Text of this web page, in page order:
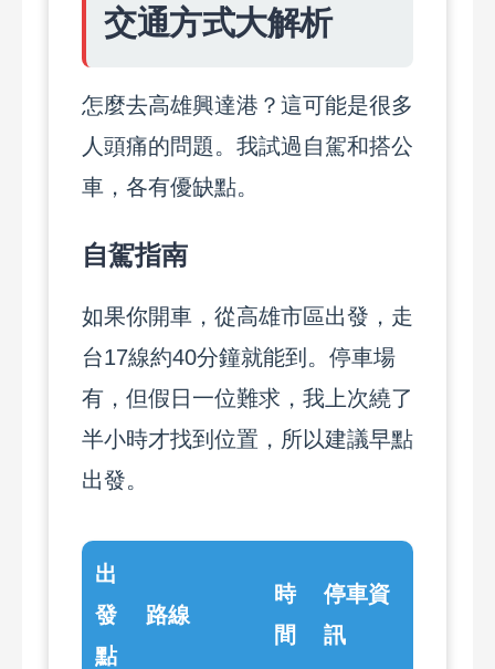
交通方式大解析
怎麼去高雄興達港？這可能是很多
人頭痛的問題。我試過自駕和搭公
車，各有優缺點。
自駕指南
如果你開車，從高雄市區出發，走
台17線約40分鐘就能到。停車場
有，但假日一位難求，我上次繞了
半小時才找到位置，所以建議早點
出發。
出
發
點
路線
時
間
停車資
訊